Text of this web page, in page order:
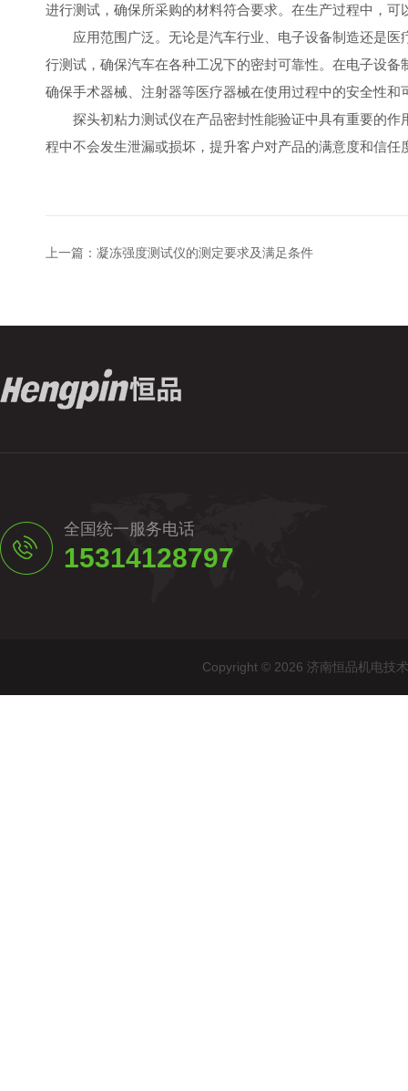
进行测试，确保所采购的材料符合要求。在生产过程中，
应用范围广泛。无论是汽车行业、电子设备制造还是医
行测试，确保汽车在各种工况下的密封可靠性。在电子设
确保手术器械、注射器等医疗器械在使用过程中的安全性和
探头初粘力测试仪在产品密封性能验证中具有重要的作
程中不会发生泄漏或损坏，提升客户对产品的满意度和信
上一篇： 凝冻强度测试仪的测定要求及满足条件
全国统一服务电话
15314128797
Copyright © 2026 济南恒品机电技